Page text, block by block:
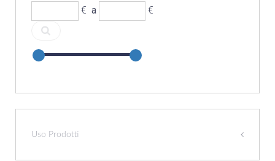
€ a €
Uso Prodotti